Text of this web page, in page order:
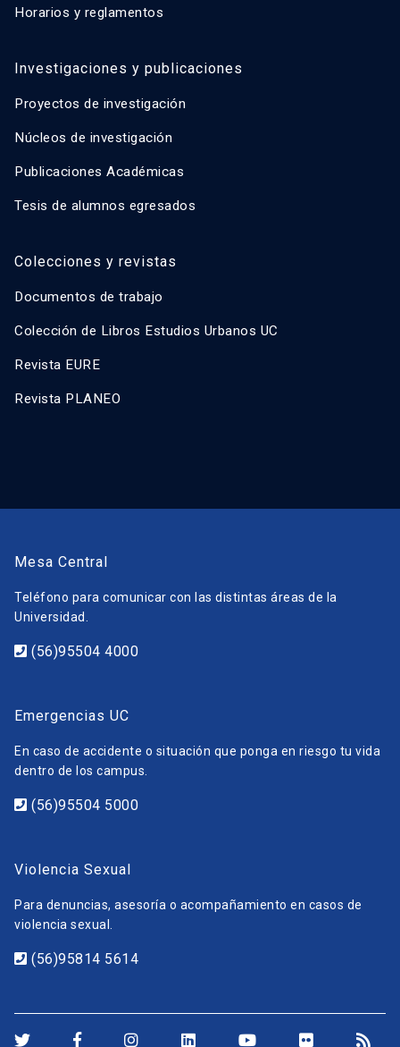
Horarios y reglamentos
Investigaciones y publicaciones
Proyectos de investigación
Núcleos de investigación
Publicaciones Académicas
Tesis de alumnos egresados
Colecciones y revistas
Documentos de trabajo
Colección de Libros Estudios Urbanos UC
Revista EURE
Revista PLANEO
Mesa Central
Teléfono para comunicar con las distintas áreas de la
Universidad.
(56)95504 4000
Emergencias UC
En caso de accidente o situación que ponga en riesgo tu vida
dentro de los campus.
(56)95504 5000
Violencia Sexual
Para denuncias, asesoría o acompañamiento en casos de
violencia sexual.
(56)95814 5614